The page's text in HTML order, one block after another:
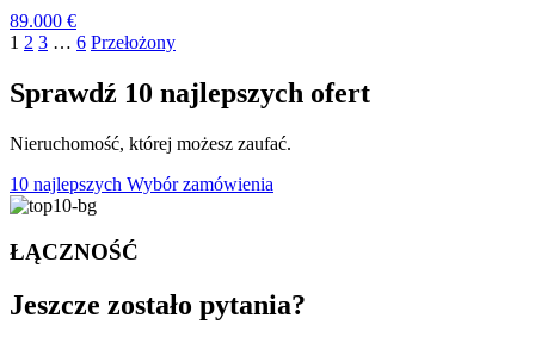
89.000 €
1 2 3 … 6 Przełożony
Sprawdź 10 najlepszych ofert
Nieruchomość, której możesz zaufać.
10 najlepszych Wybór zamówienia
ŁĄCZNOŚĆ
Jeszcze zostało pytania?